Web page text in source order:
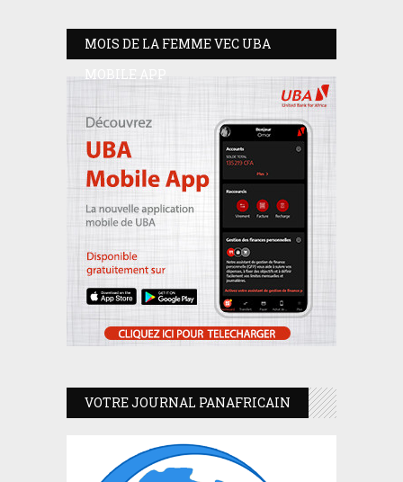
MOIS DE LA FEMME VEC UBA
MOBILE APP
VOTRE JOURNAL PANAFRICAIN